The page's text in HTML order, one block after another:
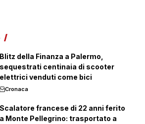
Blitz della Finanza a Palermo,
sequestrati centinaia di scooter
elettrici venduti come bici
Cronaca
Scalatore francese di 22 anni ferito
a Monte Pellegrino: trasportato a